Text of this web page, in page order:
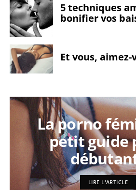
5 techniques
bonifier vos
Et vous, aimez-
La porno
petit guide
LIRE L'ARTICLE